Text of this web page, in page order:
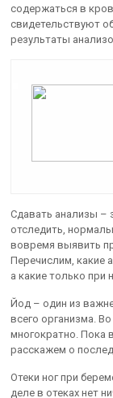
содержаться в
свидетельствуют
результаты
Сдавать анализы –
отследить,
вовремя выявить
Перечислим, какие
а какие только при
Йод – один из
всего организма.
многократно. Пока
расскажем о
Отеки ног при
деле в отеках нет